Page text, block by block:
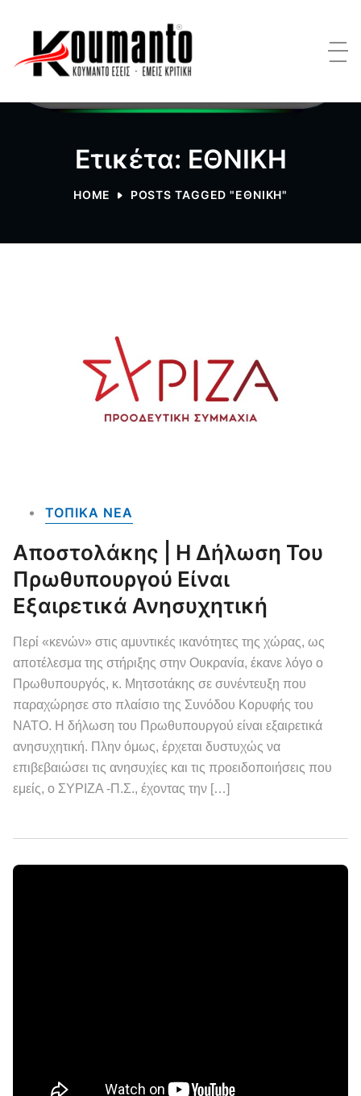
Ετικέτα: ΕΘΝΙΚΗ
HOME POSTS TAGGED "ΕΘΝΙΚΗ"
ΤΟΠΙΚΑ NEA
Αποστολάκης | Η Δήλωση Του
Πρωθυπουργού Είναι
Εξαιρετικά Ανησυχητική
Περί «κενών» στις αμυντικές ικανότητες της χώρας, ως
αποτέλεσμα της στήριξης στην Ουκρανία, έκανε λόγο ο
Πρωθυπουργός, κ. Μητσοτάκης σε συνέντευξη που
παραχώρησε στο πλαίσιο της Συνόδου Κορυφής του
ΝΑΤΟ. Η δήλωση του Πρωθυπουργού είναι εξαιρετικά
ανησυχητική. Πλην όμως, έρχεται δυστυχώς να
επιβεβαιώσει τις ανησυχίες και τις προειδοποιήσεις που
εμείς, ο ΣΥΡΙΖΑ -Π.Σ., έχοντας την […]